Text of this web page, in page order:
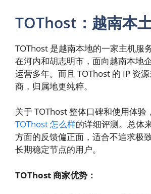
TOThost：越南本
TOThost 是越南本地的一家主机服
在河内和胡志明市，面向越南本地
运营多年。而且 TOThost 的 IP 资
商，归属地更纯粹。
关于 TOThost 整体口碑和使用体验
TOThost 怎么样的详细评测。总体
方面的反馈偏正面，适合不追求极
长期稳定节点的用户。
TOThost 商家优势：